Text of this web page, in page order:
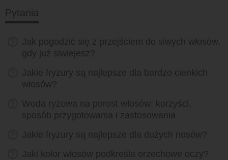
Pytania
Jak pogodzić się z przejściem do siwych włosów,
gdy już siwiejesz?
Jakie fryzury są najlepsze dla bardzo cienkich
włosów?
Woda ryżowa na porost włosów: korzyści,
sposób przygotowania i zastosowania
Jakie fryzury są najlepsze dla dużych nosów?
Jaki kolor włosów podkreśla orzechowe oczy?